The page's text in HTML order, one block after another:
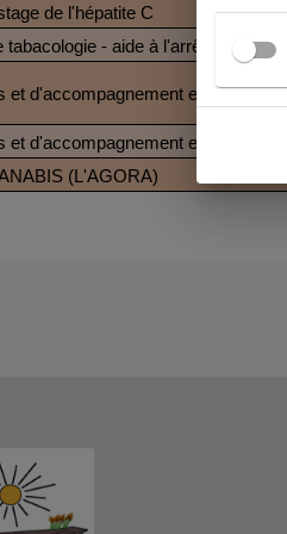
de l'hépatite C
tabacologie - aide à l'arrêt du tabac-
et d'accompagnement et
et d'accompagnement et
(L'AGORA)